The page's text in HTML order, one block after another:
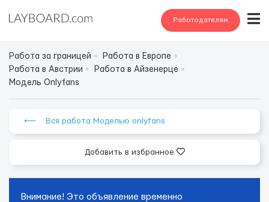
Работодателям
Работа за границей
Работа в Европе
Работа в Австрии
Работа в Айзенерце
Модель Onlyfans
⟵ Вся работа Моделью onlyfans
Добавить в избранное
Внимание! Это объявление временно